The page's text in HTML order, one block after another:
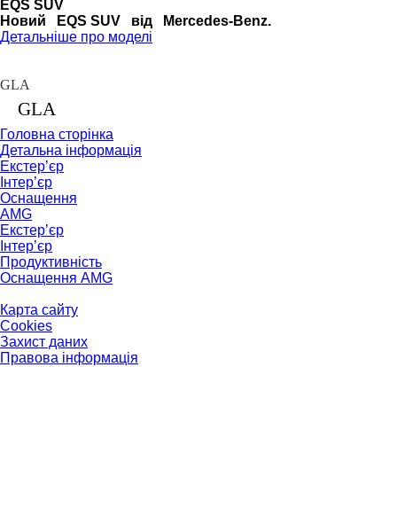
EQS SUV
Новий EQS SUV від Mercedes-Benz.
Детальніше про моделі
GLA
GLA
Головна сторінка
Детальна інформація
Екстер’єр
Інтер’єр
Оснащення
AMG
Екстер’єр
Інтер’єр
Продуктивність
Оснащення AMG
Карта сайту
Cookies
Захист даних
Правова інформація